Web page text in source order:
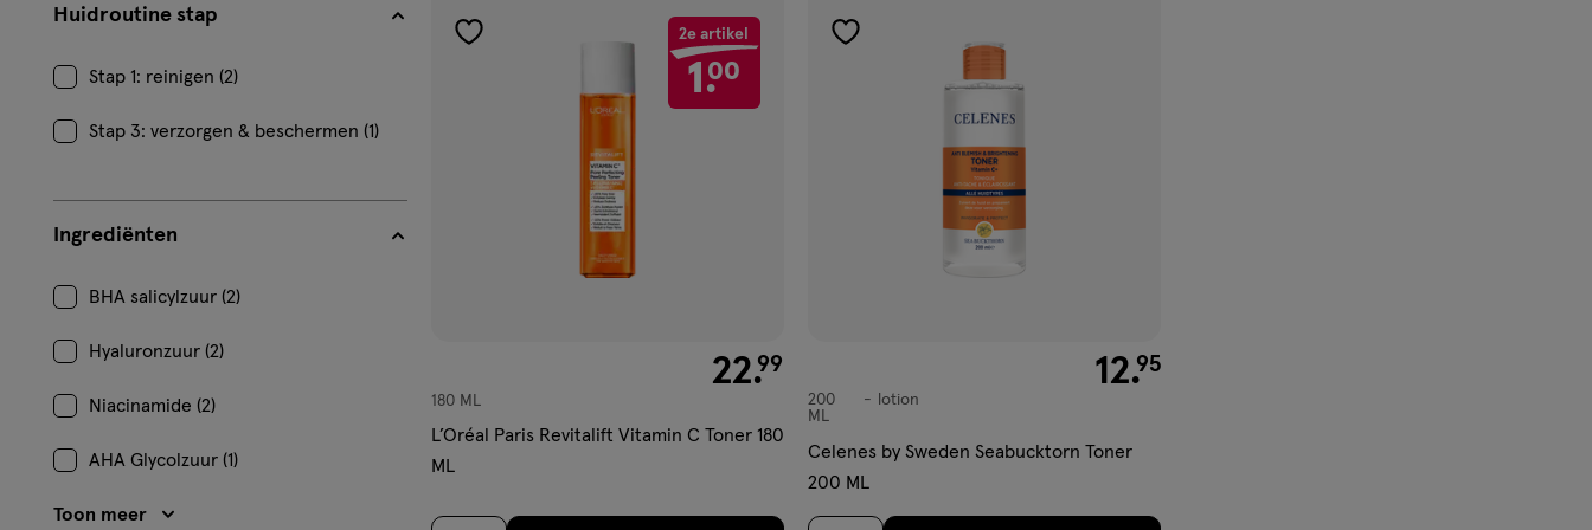
Huidroutine stap
Stap 1: reinigen (2)
Stap 3: verzorgen & beschermen (1)
Ingrediënten
BHA salicylzuur (2)
Hyaluronzuur (2)
Niacinamide (2)
AHA Glycolzuur (1)
Toon meer
2e artikel
1.00
toevoegen
€ 22.99
22.99
180 ML
L’Oréal Paris Revitalift Vitamin C Toner 180
ML
toevoegen
€ 12.95
12.95
lotion
200
ML
lotion
Celenes by Sweden Seabucktorn Toner
200 ML